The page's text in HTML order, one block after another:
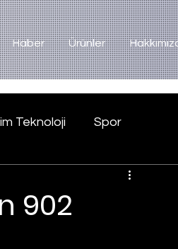
Haber Ürünler
Teknoloji Spor
902